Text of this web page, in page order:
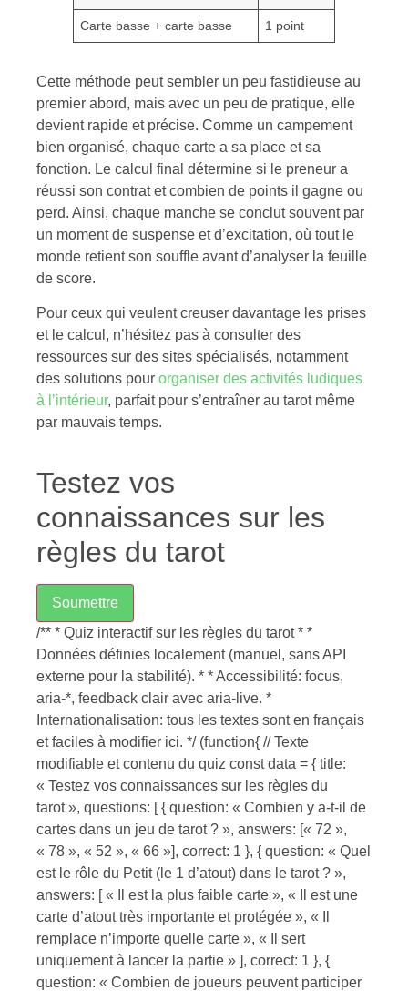
Carte basse + carte basse 1 point
Cette méthode peut sembler un peu fastidieuse au
premier abord, mais avec un peu de pratique, elle
devient rapide et précise. Comme un campement
bien organisé, chaque carte a sa place et sa
fonction. Le calcul final détermine si le preneur a
réussi son contrat et combien de points il gagne ou
perd. Ainsi, chaque manche se conclut souvent par
un moment de suspense et d’excitation, où tout le
monde retient son souffle avant d’analyser la feuille
de score.
Pour ceux qui veulent creuser davantage les prises
et le calcul, n’hésitez pas à consulter des
ressources sur des sites spécialisés, notamment
des solutions pour organiser des activités ludiques
à l’intérieur, parfait pour s’entraîner au tarot même
par mauvais temps.
Testez vos
connaissances sur les
règles du tarot
Soumettre
/** * Quiz interactif sur les règles du tarot * *
Données définies localement (manuel, sans API
externe pour la stabilité). * * Accessibilité: focus,
aria-*, feedback clair avec aria-live. *
Internationalisation: tous les textes sont en français
et faciles à modifier ici. */ (function{ // Texte
modifiable et contenu du quiz const data = { title:
« Testez vos connaissances sur les règles du
tarot », questions: [ { question: « Combien y a-t-il de
cartes dans un jeu de tarot ? », answers: [« 72 »,
« 78 », « 52 », « 66 »], correct: 1 }, { question: « Quel
est le rôle du Petit (le 1 d’atout) dans le tarot ? »,
answers: [ « Il est la plus faible carte », « Il est une
carte d’atout très importante et protégée », « Il
remplace n’importe quelle carte », « Il sert
uniquement à lancer la partie » ], correct: 1 }, {
question: « Combien de joueurs peuvent participer